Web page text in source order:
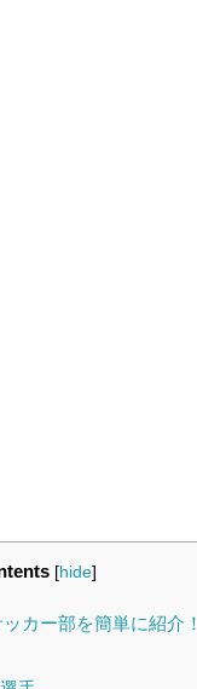
[hide]
カー部を簡単に紹介！